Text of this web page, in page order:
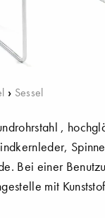
› Sessel
,
Bei einer
mit